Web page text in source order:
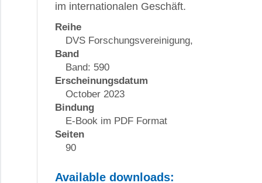
im internationalen Geschäft.
Reihe
DVS Forschungsvereinigung,
Band
Band: 590
Erscheinungsdatum
October 2023
Bindung
E-Book im PDF Format
Seiten
90
Available downloads: